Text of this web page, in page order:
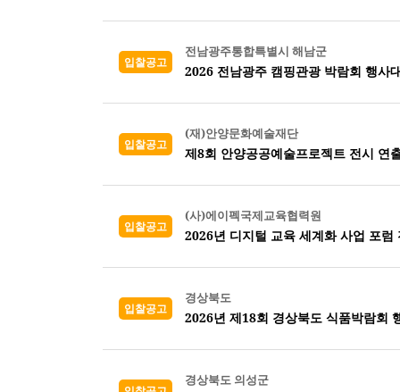
입찰공고
전남광주통합특별시 해남군
2026 전남광주 캠핑관광 박람회 행사
입찰공고
(재)안양문화예술재단
제8회 안양공공예술프로젝트 전시 연
입찰공고
(사)에이펙국제교육협력원
2026년 디지털 교육 세계화 사업 포럼
입찰공고
경상북도
2026년 제18회 경상북도 식품박람회
경상북도 의성군